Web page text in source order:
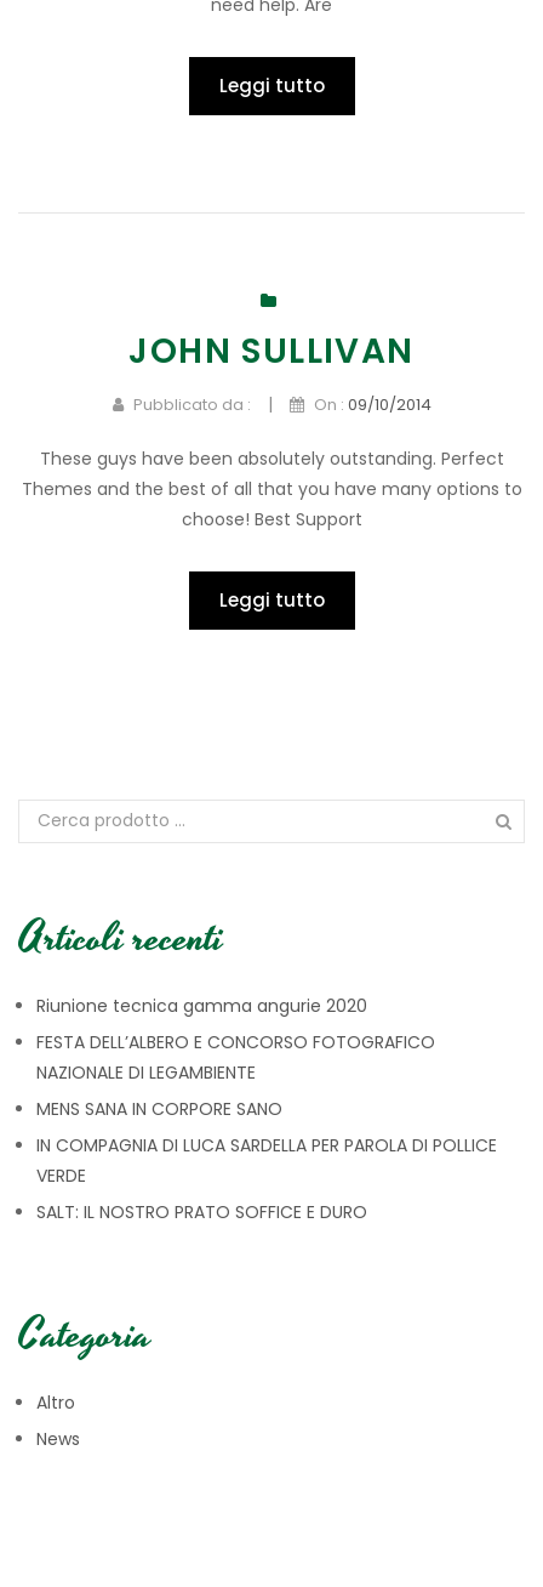
need help. Are
Leggi tutto
JOHN SULLIVAN
Pubblicato da : | On : 09/10/2014
These guys have been absolutely outstanding. Perfect
Themes and the best of all that you have many options to
choose! Best Support
Leggi tutto
Articoli recenti
Riunione tecnica gamma angurie 2020
FESTA DELL’ALBERO E CONCORSO FOTOGRAFICO
NAZIONALE DI LEGAMBIENTE
MENS SANA IN CORPORE SANO
IN COMPAGNIA DI LUCA SARDELLA PER PAROLA DI POLLICE
VERDE
SALT: IL NOSTRO PRATO SOFFICE E DURO
Categoria
Altro
News